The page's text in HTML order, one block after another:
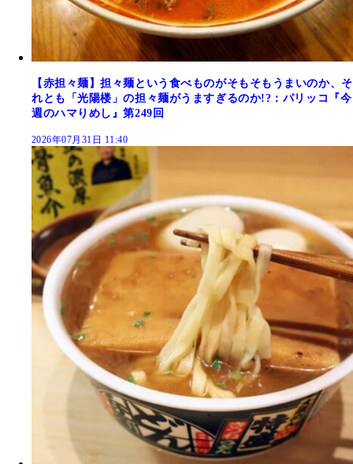
【赤担々麺】担々麺という食べものがそもそもうまいのか、そ
れとも「光陽楼」の担々麺がうますぎるのか!?：パリッコ『今
週のハマりめし』第249回
2026年07月31日 11:40